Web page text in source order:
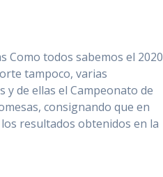
Como todos sabemos el 2020
tampoco, varias
de ellas el Campeonato de
consignando que en
resultados obtenidos en la